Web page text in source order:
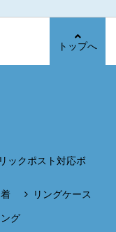
トップへ
ックポスト対応ボ
リングケース
グ